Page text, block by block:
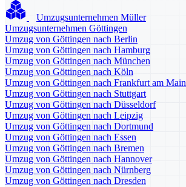
Umzugsunternehmen Müller
Umzugsunternehmen Göttingen
Umzug von Göttingen nach Berlin
Umzug von Göttingen nach Hamburg
Umzug von Göttingen nach München
Umzug von Göttingen nach Köln
Umzug von Göttingen nach Frankfurt am Main
Umzug von Göttingen nach Stuttgart
Umzug von Göttingen nach Düsseldorf
Umzug von Göttingen nach Leipzig
Umzug von Göttingen nach Dortmund
Umzug von Göttingen nach Essen
Umzug von Göttingen nach Bremen
Umzug von Göttingen nach Hannover
Umzug von Göttingen nach Nürnberg
Umzug von Göttingen nach Dresden